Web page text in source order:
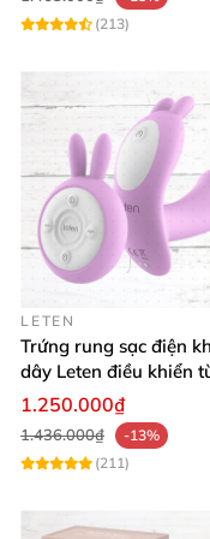
cất giữ. Kết hợp sử
(213)
LETEN
Trứng rung sạc điện
dây Leten điều khiển
ấm nóng
1.250.000₫
1.436.000₫
-13%
(211)